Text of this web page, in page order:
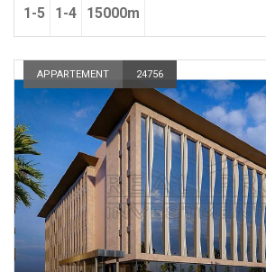
1-5 1-4 15000m
APPARTEMENT 24756